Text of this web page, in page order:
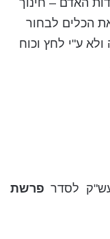
האדם – חינוך
הכלים לבחור
ע"י לחץ וכוח
לסדר פרשת